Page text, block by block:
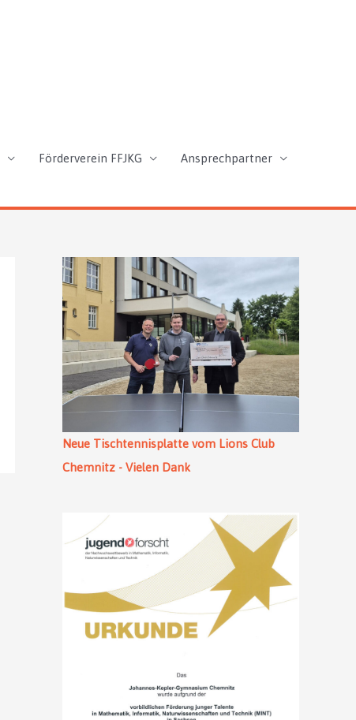
Förderverein FFJKG Ansprechpartner
Neue Tischtennisplatte vom Lions Club
Chemnitz - Vielen Dank